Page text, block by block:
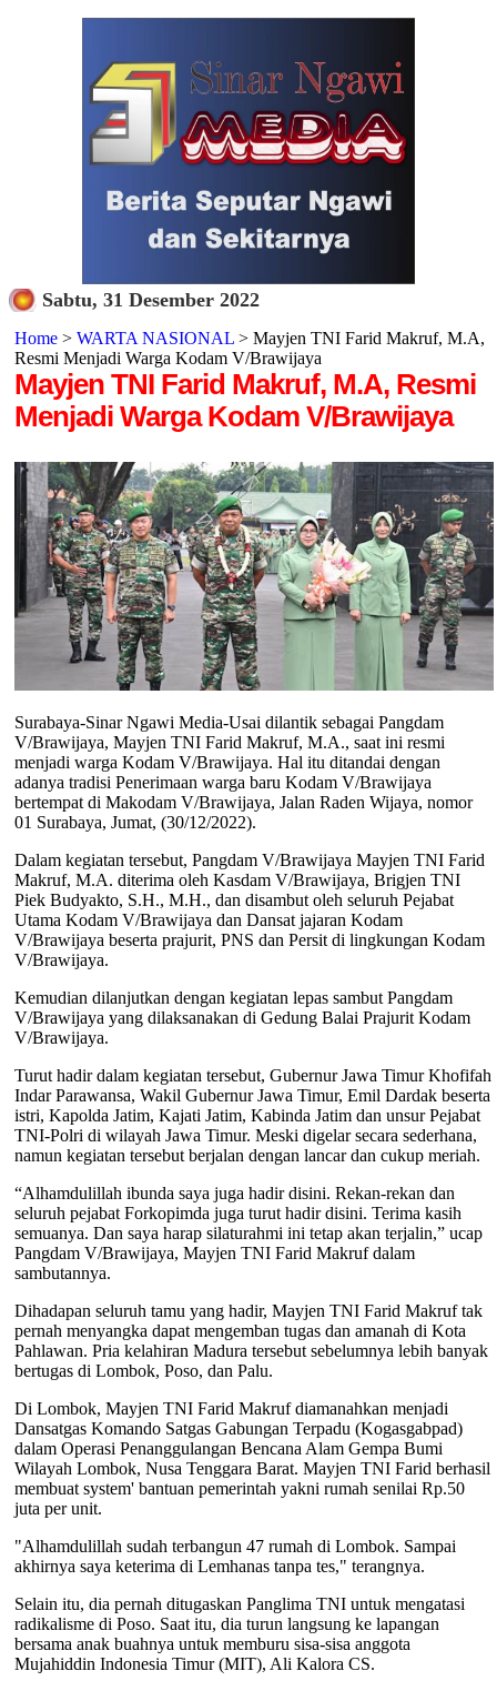
Sabtu, 31 Desember 2022
Home> WARTA NASIONAL> Mayjen TNI Farid Makruf, M.A,
Resmi Menjadi Warga Kodam V/Brawijaya
Mayjen TNI Farid Makruf, M.A, Resmi
Menjadi Warga Kodam V/Brawijaya
Surabaya-Sinar Ngawi Media-Usai dilantik sebagai Pangdam
V/Brawijaya, Mayjen TNI Farid Makruf, M.A., saat ini resmi
menjadi warga Kodam V/Brawijaya. Hal itu ditandai dengan
adanya tradisi Penerimaan warga baru Kodam V/Brawijaya
bertempat di Makodam V/Brawijaya, Jalan Raden Wijaya, nomor
01 Surabaya, Jumat, (30/12/2022).
Dalam kegiatan tersebut, Pangdam V/Brawijaya Mayjen TNI Farid
Makruf, M.A. diterima oleh Kasdam V/Brawijaya, Brigjen TNI
Piek Budyakto, S.H., M.H., dan disambut oleh seluruh Pejabat
Utama Kodam V/Brawijaya dan Dansat jajaran Kodam
V/Brawijaya beserta prajurit, PNS dan Persit di lingkungan Kodam
V/Brawijaya.
Kemudian dilanjutkan dengan kegiatan lepas sambut Pangdam
V/Brawijaya yang dilaksanakan di Gedung Balai Prajurit Kodam
V/Brawijaya.
Turut hadir dalam kegiatan tersebut, Gubernur Jawa Timur Khofifah
Indar Parawansa, Wakil Gubernur Jawa Timur, Emil Dardak beserta
istri, Kapolda Jatim, Kajati Jatim, Kabinda Jatim dan unsur Pejabat
TNI-Polri di wilayah Jawa Timur. Meski digelar secara sederhana,
namun kegiatan tersebut berjalan dengan lancar dan cukup meriah.
“Alhamdulillah ibunda saya juga hadir disini. Rekan-rekan dan
seluruh pejabat Forkopimda juga turut hadir disini. Terima kasih
semuanya. Dan saya harap silaturahmi ini tetap akan terjalin,” ucap
Pangdam V/Brawijaya, Mayjen TNI Farid Makruf dalam
sambutannya.
Dihadapan seluruh tamu yang hadir, Mayjen TNI Farid Makruf tak
pernah menyangka dapat mengemban tugas dan amanah di Kota
Pahlawan. Pria kelahiran Madura tersebut sebelumnya lebih banyak
bertugas di Lombok, Poso, dan Palu.
Di Lombok, Mayjen TNI Farid Makruf diamanahkan menjadi
Dansatgas Komando Satgas Gabungan Terpadu (Kogasgabpad)
dalam Operasi Penanggulangan Bencana Alam Gempa Bumi
Wilayah Lombok, Nusa Tenggara Barat. Mayjen TNI Farid berhasil
membuat system' bantuan pemerintah yakni rumah senilai Rp.50
juta per unit.
"Alhamdulillah sudah terbangun 47 rumah di Lombok. Sampai
akhirnya saya keterima di Lemhanas tanpa tes," terangnya.
Selain itu, dia pernah ditugaskan Panglima TNI untuk mengatasi
radikalisme di Poso. Saat itu, dia turun langsung ke lapangan
bersama anak buahnya untuk memburu sisa-sisa anggota
Mujahiddin Indonesia Timur (MIT), Ali Kalora CS.